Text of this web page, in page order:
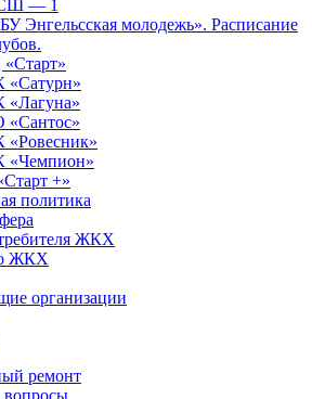
— 1
Энгельсская молодежь». Расписание
+»
политика
ЖКХ
ЖКХ
организации
ремонт